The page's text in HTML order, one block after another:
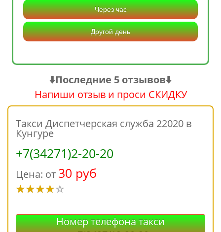
Через час
Другой день
⬇️Последние 5 отзывов⬇️
Напиши отзыв и проси СКИДКУ
Такси Диспетчерская служба 22020 в
Кунгуре
+7(34271)2-20-20
Цена: от 30 руб
Номер телефона такси